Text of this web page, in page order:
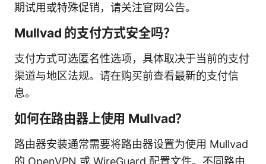
期试用或特殊促销，请关注官网公告。
Mullvad 的支付方式安全吗？
支付方式可选匿名性选项，具体取决于当前的支付
渠道与地区法规。请在购买前查看最新的支付信
息。
如何在路由器上使用 Mullvad？
路由器安装通常需要将路由器设置为使用 Mullvad
的 OpenVPN 或 WireGuard 配置文件。不同路由